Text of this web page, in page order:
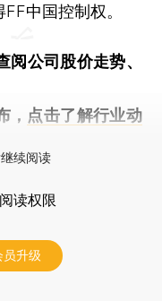
中国控制权。
阅公司股价走势、
， 点击了解行业动
续阅读
读权限
员升级